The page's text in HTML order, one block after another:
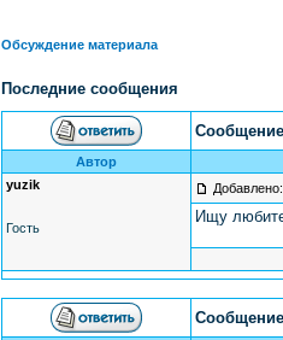
Обсуждение материала
Последние сообщения
Автор
yuzik
Гость
Ищу